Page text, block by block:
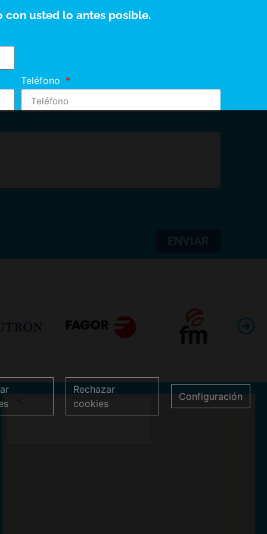
con usted lo antes posible.
Teléfono
ENVIAR
Rechazar
cookies
Configuración